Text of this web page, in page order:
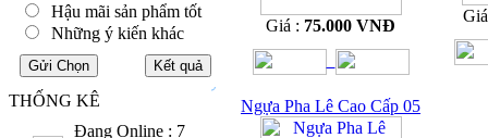
Hậu mãi sản phẩm tốt
Những ý kiến khác
THỐNG KÊ
Đang Online : 7
Giá : 75.000 VNĐ
Ngựa Pha Lê Cao Cấp 05